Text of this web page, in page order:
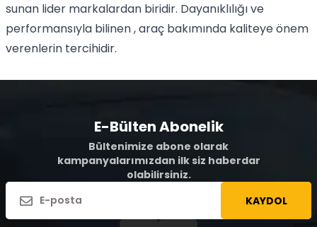
sunan lider markalardan biridir. Dayanıklılığı ve
performansıyla bilinen , araç bakımında kaliteye önem
verenlerin tercihidir.
E-Bülten Abonelik
Bültenimize abone olarak
kampanyalarımızdan ilk siz haberdar
olabilirsiniz.
KAYDOL